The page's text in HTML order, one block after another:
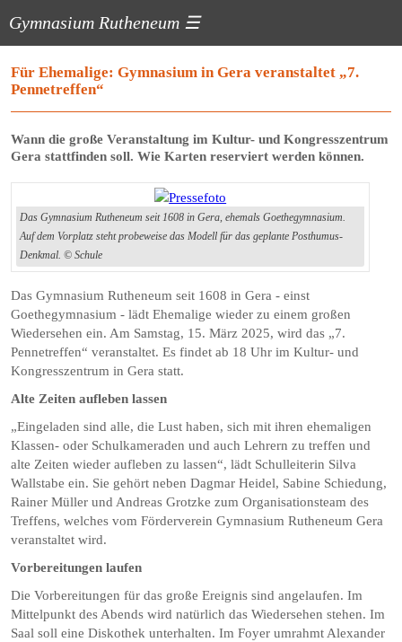
Gymnasium Rutheneum ☰
Für Ehemalige: Gymnasium in Gera veranstaltet „7.
Pennetreffen“
Wann die große Veranstaltung im Kultur- und Kongresszentrum
Gera stattfinden soll. Wie Karten reserviert werden können.
Das Gymnasium Rutheneum seit 1608 in Gera, ehemals Goethegymnasium.
Auf dem Vorplatz steht probeweise das Modell für das geplante Posthumus-
Denkmal. © Schule
Das Gymnasium Rutheneum seit 1608 in Gera - einst
Goethegymnasium - lädt Ehemalige wieder zu einem großen
Wiedersehen ein. Am Samstag, 15. März 2025, wird das „7.
Pennetreffen“ veranstaltet. Es findet ab 18 Uhr im Kultur- und
Kongresszentrum in Gera statt.
Alte Zeiten aufleben lassen
„Eingeladen sind alle, die Lust haben, sich mit ihren ehemaligen
Klassen- oder Schulkameraden und auch Lehrern zu treffen und
alte Zeiten wieder aufleben zu lassen“, lädt Schulleiterin Silva
Wallstabe ein. Sie gehört neben Dagmar Heidel, Sabine Schiedung,
Rainer Müller und Andreas Grotzke zum Organisationsteam des
Treffens, welches vom Förderverein Gymnasium Rutheneum Gera
veranstaltet wird.
Vorbereitungen laufen
Die Vorbereitungen für das große Ereignis sind angelaufen. Im
Mittelpunkt des Abends wird natürlich das Wiedersehen stehen. Im
Saal soll eine Diskothek unterhalten. Im Foyer umrahmt Alexander